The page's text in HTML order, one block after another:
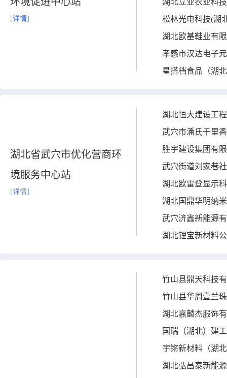
[详情]
湖北立业农业科
松林光电科技(湖
湖北欧基鞋业有
孝感市汉达电子
星搭档食品（湖
湖北省武穴市优化营商环
境服务中心站
[详情]
湖北恒大建设工
武穴市潘氏千里
胜宇建设集团有
武穴街道刘家巷
湖北欧雷登显示
湖北国鼎华明纳
武穴济鑫新能源
湖北锂宝新材料
竹山县鼎天科技
竹山县华周壹兰
湖北嘉麟杰服饰
国瑞（湖北）建
宇锵新材料（湖
湖北弘昌泰新能